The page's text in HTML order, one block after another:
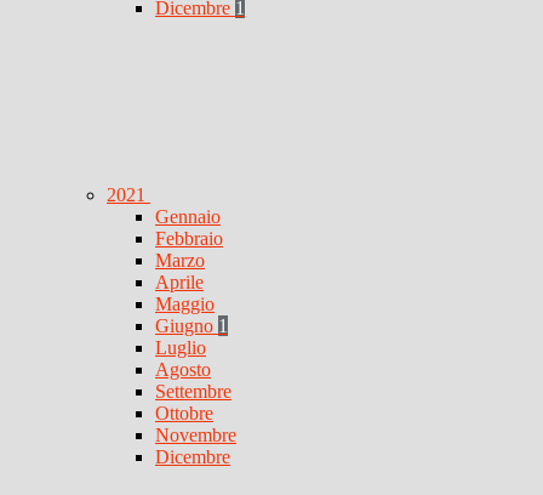
Dicembre 1
2021
Gennaio
Febbraio
Marzo
Aprile
Maggio
Giugno 1
Luglio
Agosto
Settembre
Ottobre
Novembre
Dicembre